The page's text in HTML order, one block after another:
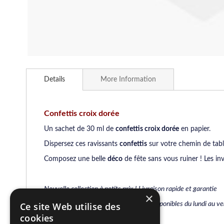
to
gallery
Details
Confettis croix dorée
Un sachet de 30 ml de confettis croix dorée en papier.
Dispersez ces ravissants confettis sur votre chemin de
Composez une belle déco de fête sans vous ruiner ! Les
Nouvelle collection à petits prix ! Livraison rapide et garantie
Une équipe de conseillers spécialisés, disponibles du lundi au
More Information
×
Ce site Web utilise des
cookies